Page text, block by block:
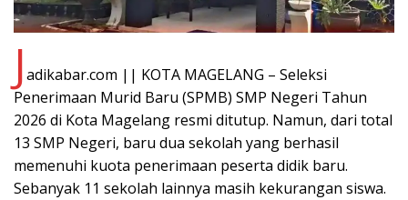
Jadikabar.com || KOTA MAGELANG – Seleksi
Penerimaan Murid Baru (SPMB) SMP Negeri Tahun
2026 di Kota Magelang resmi ditutup. Namun, dari total
13 SMP Negeri, baru dua sekolah yang berhasil
memenuhi kuota penerimaan peserta didik baru.
Sebanyak 11 sekolah lainnya masih kekurangan siswa.